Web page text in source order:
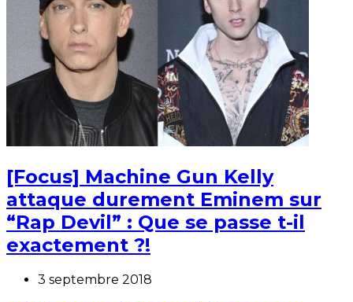
[Focus] Machine Gun Kelly
attaque durement Eminem sur
“Rap Devil” : Que se passe t-il
exactement ?!
3 septembre 2018